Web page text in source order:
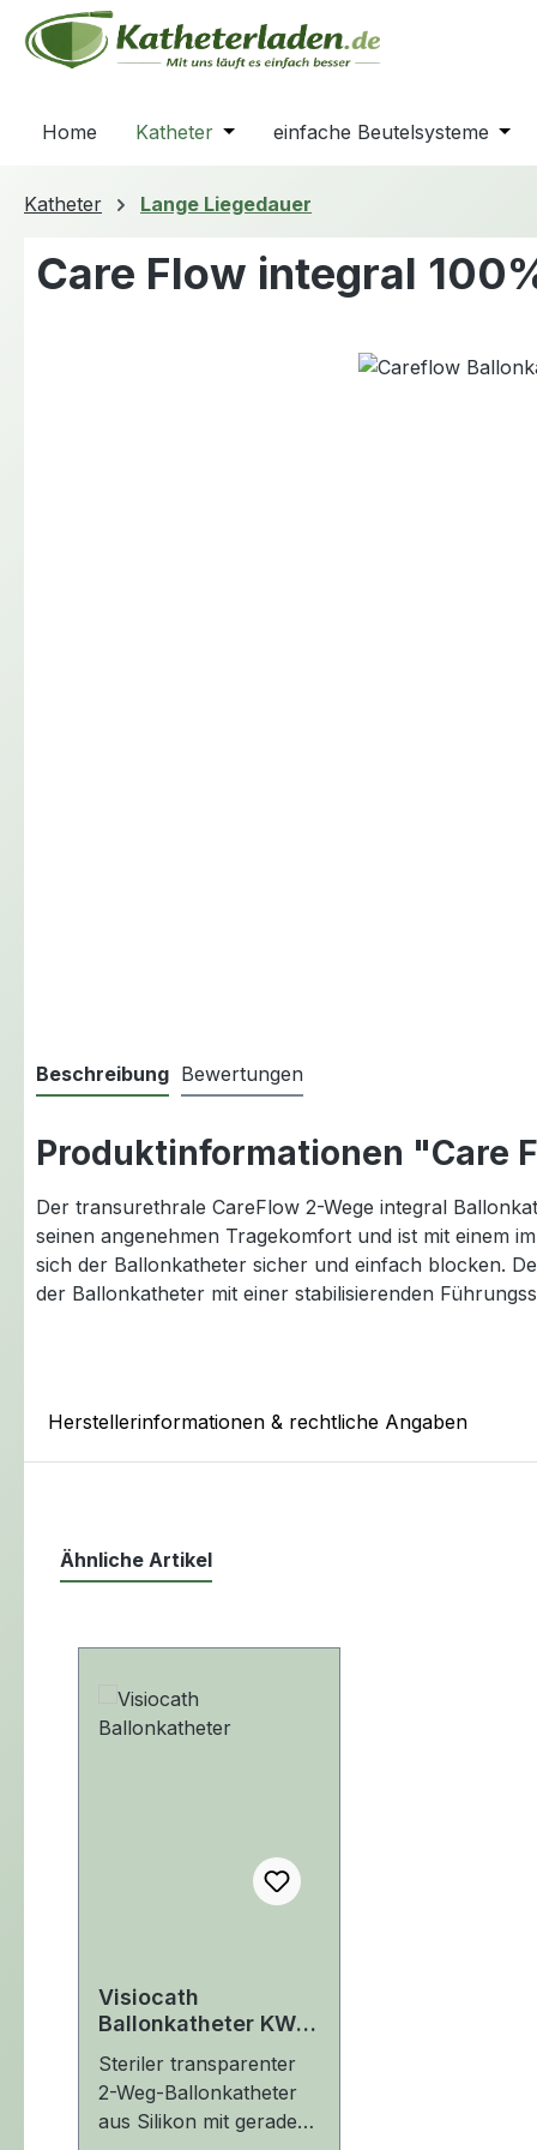
Hauptinhalt springen
Zur Suche springen
Zur Hauptnavigation springen
Home Katheter Öffne oder Schließe das
einfache Beutelsysteme
Katheter Lange Liegedauer
Care Flow integral
Beschreibung Bewertungen
Produktinformationen "Care
Der transurethrale CareFlow 2-Wege integral
seinen angenehmen Tragekomfort und ist mit einem
sich der Ballonkatheter sicher und einfach blocken.
der Ballonkatheter mit einer stabilisierenden
Herstellerinformationen & rechtliche Angaben
Ähnliche Artikel
Visiocath
Ballonkatheter KW-
44
Steriler transparenter
2-Weg-Ballonkatheter
aus Silikon mit gerader